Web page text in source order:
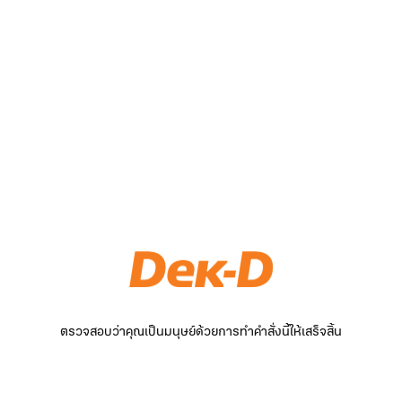
ตรวจสอบว่าคุณเป็นมนุษย์ด้วยการทำคำสั่งนี้ให้เสร็จสิ้น